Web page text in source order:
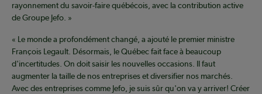
rayonnement du savoir-faire québécois, avec la contribution active
de Groupe Jefo. »
« Le monde a profondément changé, a ajouté le premier ministre
François Legault. Désormais, le Québec fait face à beaucoup
d'incertitudes. On doit saisir les nouvelles occasions. Il faut
augmenter la taille de nos entreprises et diversifier nos marchés.
Avec des entreprises comme Jefo, je suis sûr qu'on va y arriver! Créer